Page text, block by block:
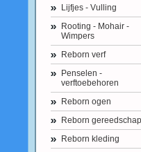
Lijfjes - Vulling
Rooting - Mohair -
Wimpers
Reborn verf
Penselen -
verftoebehoren
Reborn ogen
Reborn gereedschap
Reborn kleding